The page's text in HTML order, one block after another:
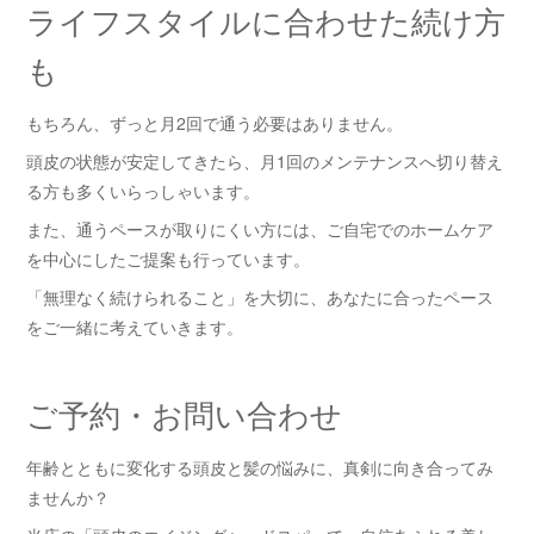
ライフスタイルに合わせた続け方
も
もちろん、ずっと月2回で通う必要はありません。
頭皮の状態が安定してきたら、月1回のメンテナンスへ切り替え
る方も多くいらっしゃいます。
また、通うペースが取りにくい方には、ご自宅でのホームケア
を中心にしたご提案も行っています。
「無理なく続けられること」を大切に、あなたに合ったペース
をご一緒に考えていきます。
ご予約・お問い合わせ
年齢とともに変化する頭皮と髪の悩みに、真剣に向き合ってみ
ませんか？